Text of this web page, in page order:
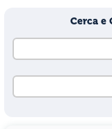
Cerca e